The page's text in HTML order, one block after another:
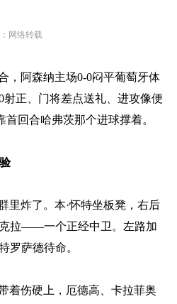
网络转载
，阿森纳主场0-0闷平葡萄牙体
射正、门将差点送礼、进攻像便
回合哈弗茨那个进球撑着。
里炸了。本·怀特坐板凳，右后
拉——一个正经中卫。左路加
罗萨德待命。
着伤硬上，厄德高、卡拉菲奥